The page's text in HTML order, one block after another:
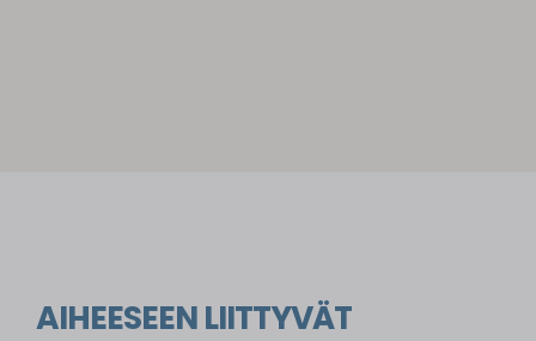
AIHEESEEN LIITTYVÄT